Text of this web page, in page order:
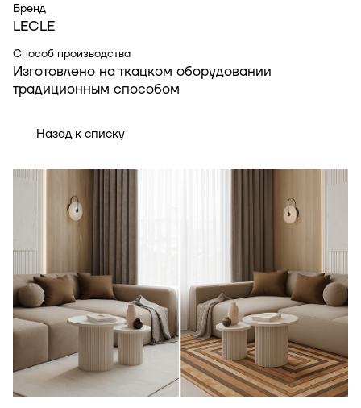
Бренд
LECLE
Способ производства
Изготовлено на ткацком оборудовании
традиционным способом
Назад к списку